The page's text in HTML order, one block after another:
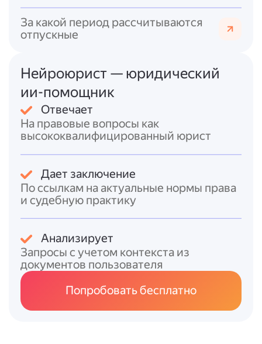
Итоговый ответ
основного оплачиваемого отпуска в РФ —
28 календарных дней.
Для отдельных категорий работников
предусмотрены удлинённые основные
отпуска:
* для работников в возрасте до 18 лет —
календарный день.
для:
* работников с вредными/опасными
условиями труда — минимум7 дней;
* работников с ненормированным рабочим
днём — минимум3 дня;
* работников в районах Крайнего Севера —
За какой период рассчитываются
отпускные
Нейроюрист — юридический
ии-помощник
Отвечает
На правовые вопросы как
высококвалифицированный юрист
Дает заключение
По ссылкам на актуальные нормы права
и судебную практику
Анализирует
Запросы с учетом контекста из
документов пользователя
Попробовать бесплатно